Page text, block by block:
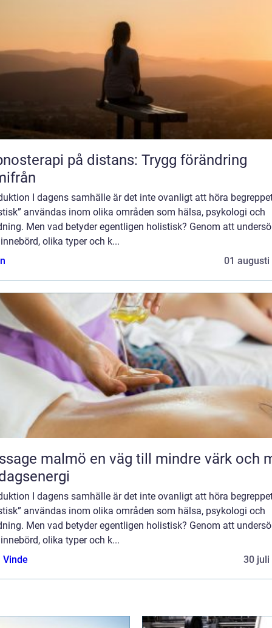
på distans: Trygg förändring
I dagens samhälle är det inte ovanligt att höra
användas inom olika områden som hälsa, psykologi och
Men vad betyder egentligen holistisk? Genom att
olika typer och k...
01 augusti
en väg till mindre värk och mer
I dagens samhälle är det inte ovanligt att höra
användas inom olika områden som hälsa, psykologi och
Men vad betyder egentligen holistisk? Genom att
olika typer och k...
Vinde
30 juli